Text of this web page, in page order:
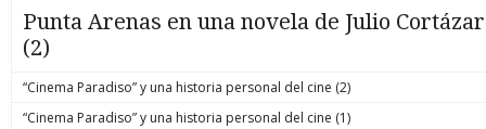
Punta Arenas en una novela de Julio Cortázar
(2)
“Cinema Paradiso” y una historia personal del cine (2)
“Cinema Paradiso” y una historia personal del cine (1)